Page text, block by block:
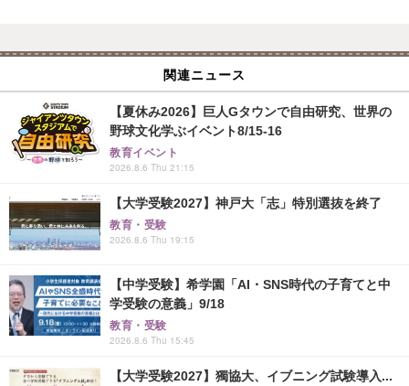
関連ニュース
【夏休み2026】巨人Gタウンで自由研究、世界の
野球文化学ぶイベント8/15-16
教育イベント
2026.8.6 Thu 21:15
【大学受験2027】神戸大「志」特別選抜を終了
教育・受験
2026.8.6 Thu 19:15
【中学受験】希学園「AI・SNS時代の子育てと中
学受験の意義」9/18
教育・受験
2026.8.6 Thu 15:45
【大学受験2027】獨協大、イブニング試験導入...